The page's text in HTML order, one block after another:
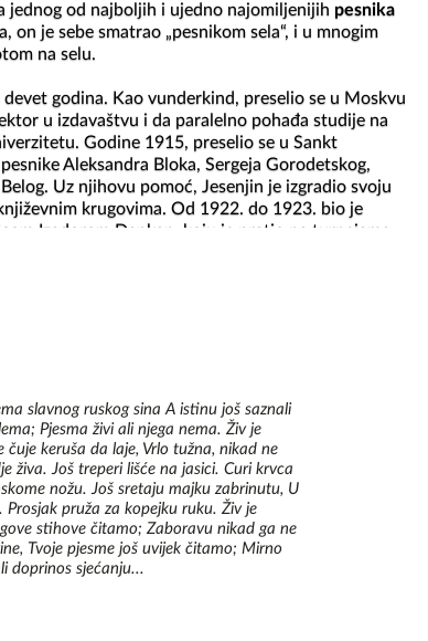
jednog od najboljih i ujedno najomiljenijih pesnika
on je sebe smatrao „pesnikom sela“, i u mnogim
na selu.
devet godina. Kao vunderkind, preselio se u Moskvu
u izdavaštvu i da paralelno pohađa studije na
Godine 1915, preselio se u Sankt
Aleksandra Bloka, Sergeja Gorodetskog,
Uz njihovu pomoć, Jesenjin je izgradio svoju
krugovima. Od 1922. do 1923. bio je
Izadorom Dankan, koju je pratio na turnejama.
Imao je i dvoje vanbračne dece (jedno od njih je bio
Aleksandar Jesenjin Volpin). Posle Isadore
simpatijom Galinom Belislavskajom, a kasnije
Lava Tolstoja.
Oktobarsku revoluciju, međutim kasnije se
Veliki broj njegovih dela bio je zabranjen u
u vreme Staljina. Poslednje dve godine
slavnog ruskog sina A istinu još saznali
Pjesma živi ali njega nema. Živ je
keruša da laje, Vrlo tužna, nikad ne
živa. Još treperi lišće na jasici. Curi krvca
nožu. Još sretaju majku zabrinutu, U
pruža za kopejku ruku. Živ je
stihove čitamo; Zaboravu nikad ga ne
Tvoje pjesme još uvijek čitamo; Mirno
doprinos sjećanju...